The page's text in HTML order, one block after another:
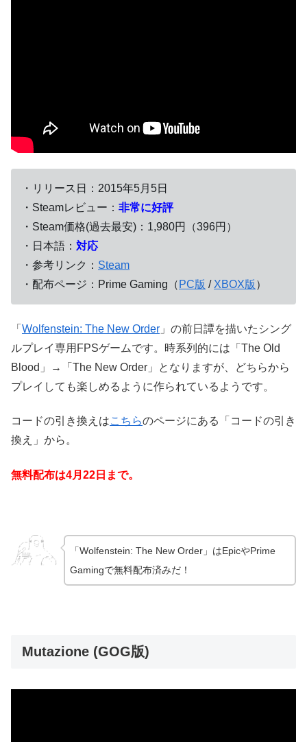
・リリース日：2015年5月5日
・Steamレビュー： 非常に好評
・Steam価格(過去最安)：1,980円（396円）
・日本語： 対応
・参考リンク： Steam
・配布ページ：Prime Gaming（ PC版 / XBOX版 ）
「 Wolfenstein: The New Order 」の前日譚を描いたシング
ルプレイ専用FPSゲームです。時系列的には「The Old
Blood」→「The New Order」となりますが、どちらから
プレイしても楽しめるように作られているようです。
コードの引き換えはこちらのページにある「コードの引き
換え」から。
無料配布は4月22日まで。
「Wolfenstein: The New Order」はEpicやPrime
Gamingで無料配布済みだ！
Mutazione (GOG版)